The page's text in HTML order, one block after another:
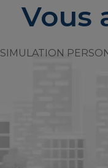
Vous
SIMULATION